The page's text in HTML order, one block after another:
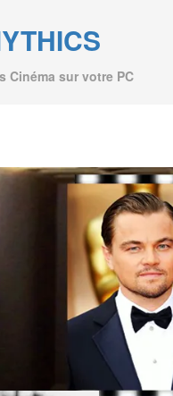
Cinéma sur votre PC